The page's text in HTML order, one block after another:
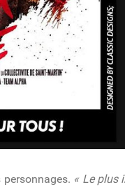
« Le plus